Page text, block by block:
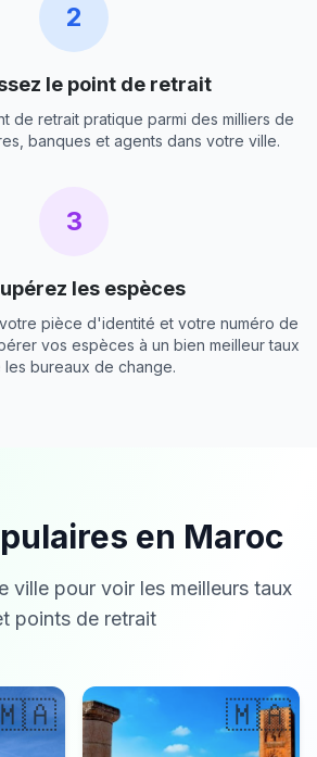
2
le point de retrait
de retrait pratique parmi des milliers de
banques et agents dans votre ville.
3
les espèces
pièce d'identité et votre numéro de
vos espèces à un bien meilleur taux
les bureaux de change.
en Maroc
ville pour voir les meilleurs taux
points de retrait
🇲🇦